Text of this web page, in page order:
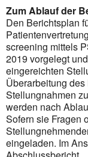
Zum Ablauf der
Den Berichtsplan
screening mittels
2019 vorgelegt
eingereichten
Überarbeitung
Stellungnahmen
werden nach
Sofern sie Fragen
eingeladen. Im